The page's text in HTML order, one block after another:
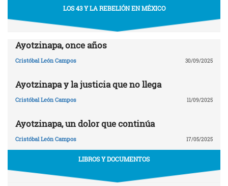
LOS 43 Y LA REBELIÓN EN MÉXICO
Ayotzinapa, once años
Cristóbal León Campos 30/09/2025
Ayotzinapa y la justicia que no llega
Cristóbal León Campos 11/09/2025
Ayotzinapa, un dolor que continúa
Cristóbal León Campos 17/05/2025
LIBROS Y DOCUMENTOS